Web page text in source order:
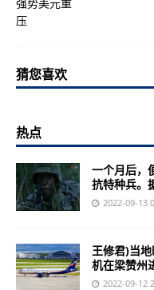
猜您喜欢
热点
一个月后，
抗特种兵。
2022-09-13
王修君)当
机在梁赞州
2022-09-12